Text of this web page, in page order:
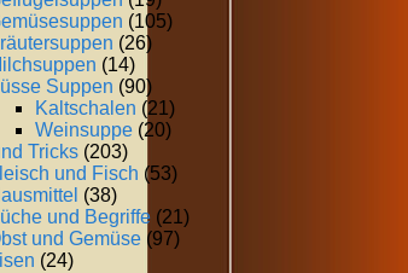
(105)
(26)
(14)
Suppen (90)
Kaltschalen (21)
Weinsuppe (20)
Tricks (203)
und Fisch (53)
(38)
und Begriffe (21)
und Gemüse (97)
(24)